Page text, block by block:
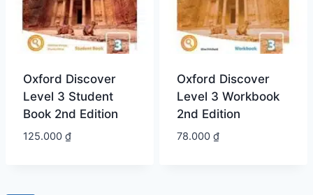
Oxford Discover
Level 3 Student
Book 2nd Edition
125.000 ₫
Oxford Discover
Level 3 Workbook
2nd Edition
78.000 ₫